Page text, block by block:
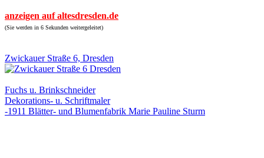
anzeigen auf altesdresden.de
(Sie werden in 6 Sekunden weitergeleitet)
Zwickauer Straße 6, Dresden
Fuchs u. Brinkschneider
Dekorations- u. Schriftmaler
-1911 Blätter- und Blumenfabrik Marie Pauline Sturm